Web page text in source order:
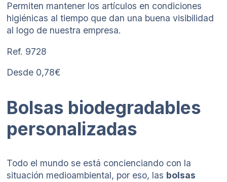
Permiten mantener los artículos en condiciones
higiénicas al tiempo que dan una buena visibilidad
al logo de nuestra empresa.
Ref. 9728
Desde 0,78€
Bolsas biodegradables
personalizadas
Todo el mundo se está concienciando con la
situación medioambiental, por eso, las bolsas